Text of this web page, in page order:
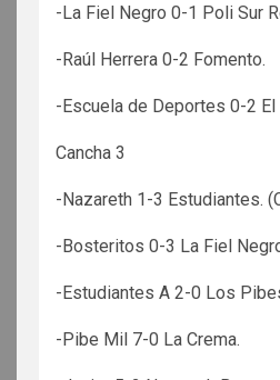
-La Fiel Negro 0-1 Poli Sur
-Raúl Herrera 0-2 Fomento.
-Escuela de Deportes 0-2 El
Cancha 3
-Nazareth 1-3 Estudiantes.
-Bosteritos 0-3 La Fiel
-Estudiantes A 2-0 Los
-Pibe Mil 7-0 La Crema.